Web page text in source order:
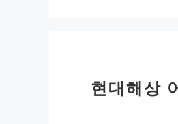
현대해상